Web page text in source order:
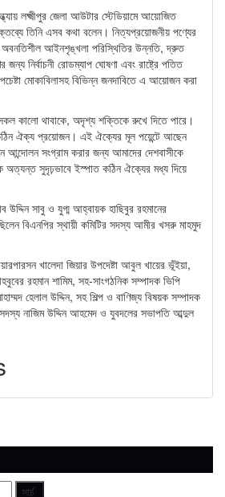
লক্ষ্মীপুর জেলা আউটার স্টেডিয়ামে আয়োজিত
তিনি এসব কথা বলেন। নিত্যপ্রয়োজনীয় পণ্যের
অবনতিশীল আইনশৃঙ্খলা পরিস্থিতির উন্নতি, দ্রুত
জন্য নির্বাচনী রোডম্যাপ ঘোষণা এবং রাষ্ট্রে পতিত
মোকাবিলাসহ বিভিন্ন জনদাবিতে এ আয়োজন করা
কালো থাবাকে, অদৃশ্য শক্তিকে রুখে দিতে পারে।
ঐক্য প্রয়োজন। এই ঐক্যের মূল পয়েন্টে আছেন
আন্দোলন সংগ্রাম করার জন্য আমাদের দেশবাসীকে
সুদৃঢ়ভাবে ইস্পাত কঠিন ঐক্যের মধ্য দিয়ে
উদ্দিন সাবু ও যুগ্ম আহ্বায়ক হাছিবুর রহমানের
বিএনপির স্থায়ী কমিটির সদস্য আমীর খসরু মাহমুদ
খালেদা জিয়ার উপদেষ্টা আবুল খায়ের ভূঁইয়া,
রহমান শামিম, সহ-সাংগঠনিক সম্পাদক ভিপি
হেলাল উদ্দিন, সহ শিল্প ও বাণিজ্য বিষয়ক সম্পাদক
নাজিম উদ্দিন আহমেদ ও যুবদলের সভাপতি আব্দুল